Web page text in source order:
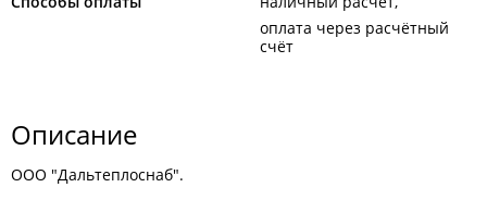
оплата через расчётный
счёт
Описание
ООО "Дальтеплоснаб".